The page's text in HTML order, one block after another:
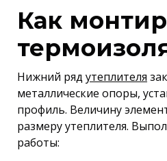
Как
Нижний ряд утеплителя
металлические опоры,
профиль. Величину
размеру утеплителя.
работы: